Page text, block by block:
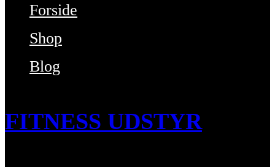
Bare endnu et fitness websted
Forside
Shop
Blog
FITNESS UDSTYR